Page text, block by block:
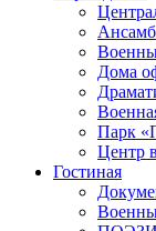
Дома
Парк
Центр
Гостиная